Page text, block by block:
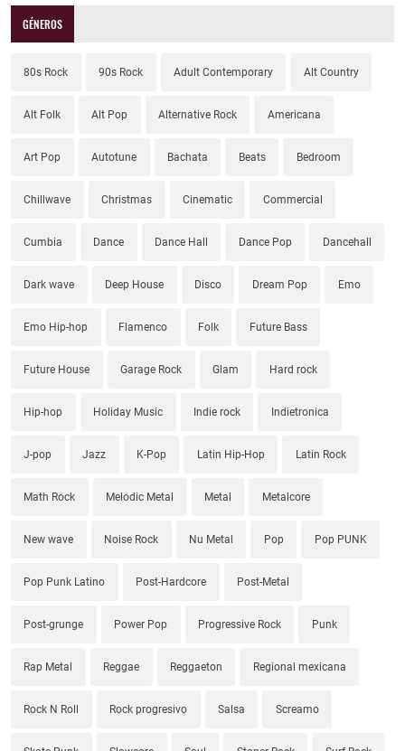
GÉNEROS
80s Rock 90s Rock Adult Contemporary Alt Country
Alt Folk Alt Pop Alternative Rock Americana
Art Pop Autotune Bachata Beats Bedroom
Chillwave Christmas Cinematic Commercial
Cumbia Dance Dance Hall Dance Pop Dancehall
Dark wave Deep House Disco Dream Pop Emo
Emo Hip-hop Flamenco Folk Future Bass
Future House Garage Rock Glam Hard rock
Hip-hop Holiday Music Indie rock Indietronica
J-pop Jazz K-Pop Latin Hip-Hop Latin Rock
Math Rock Melodic Metal Metal Metalcore
New wave Noise Rock Nu Metal Pop Pop PUNK
Pop Punk Latino Post-Hardcore Post-Metal
Post-grunge Power Pop Progressive Rock Punk
Rap Metal Reggae Reggaeton Regional mexicana
Rock N Roll Rock progresivo Salsa Screamo